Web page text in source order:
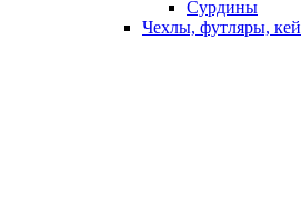
Сурдины
Чехлы, футляры,